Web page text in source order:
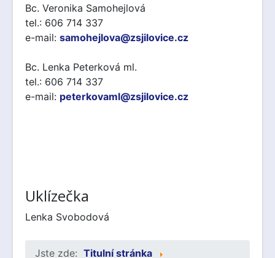
Bc. Veronika Samohejlová
tel.: 606 714 337
e-mail: samohejlova@zsjilovice.cz
Bc. Lenka Peterková ml.
tel.: 606 714 337
e-mail: peterkovaml@zsjilovice.cz
Uklízečka
Lenka Svobodová
Jste zde: Titulní stránka